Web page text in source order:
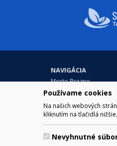
Používame cookies
Na našich webových
kliknutím na tlačidlá nižšie.
Nevyhnutné
NAVIGÁCIA
Mesto Brezno
Samospráva
Kultúra a šport
Kontakt